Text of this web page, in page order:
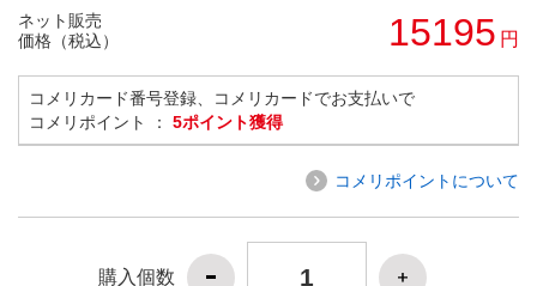
ネット販売
価格（税込）
15195 円
コメリカード番号登録、コメリカードでお支払いで
コメリポイント ： 5ポイント獲得
コメリポイントについて
購入個数